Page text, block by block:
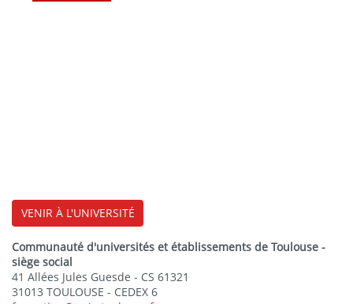
VENIR À L'UNIVERSITÉ
Communauté d'universités et établissements de Toulouse -
siège social
41 Allées Jules Guesde - CS 61321
31013 TOULOUSE - CEDEX 6